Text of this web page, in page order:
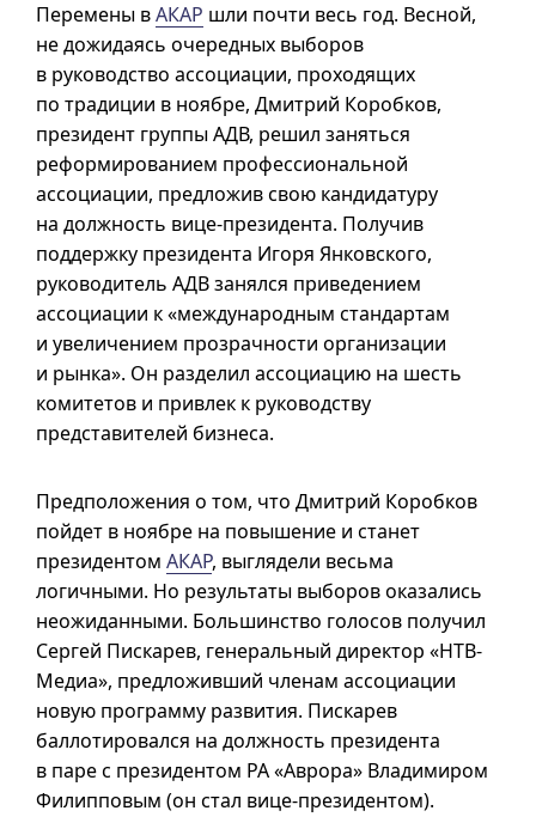
Перемены вАКАР шли почти весь год. Весной,
не дожидаясь очередных выборов
в руководство ассоциации, проходящих
по традиции в ноябре, Дмитрий Коробков,
президент группы АДВ, решил заняться
реформированием профессиональной
ассоциации, предложив свою кандидатуру
на должность вице-президента. Получив
поддержку президента Игоря Янковского,
руководитель АДВ занялся приведением
ассоциации к «международным стандартам
и увеличением прозрачности организации
и рынка». Он разделил ассоциацию на шесть
комитетов и привлек к руководству
представителей бизнеса.
Предположения о том, что Дмитрий Коробков
пойдет в ноябре на повышение и станет
президентом АКАР, выглядели весьма
логичными. Но результаты выборов оказались
неожиданными. Большинство голосов получил
Сергей Пискарев, генеральный директор «НТВ-
Медиа», предложивший членам ассоциации
новую программу развития. Пискарев
баллотировался на должность президента
в паре с президентом РА «Аврора» Владимиром
Филипповым (он стал вице-президентом).